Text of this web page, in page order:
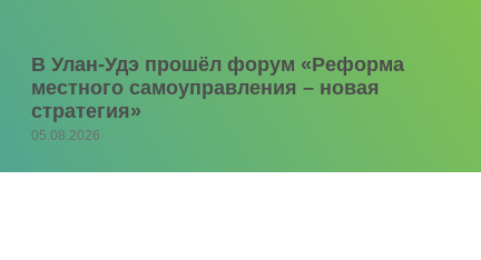
В Улан-Удэ прошёл форум «Реформа
местного самоуправления – новая
стратегия»
05.08.2026